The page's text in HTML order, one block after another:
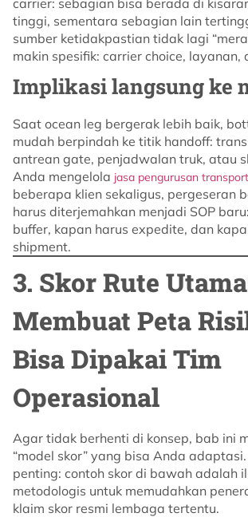
tinggi, sementara sebagian lain
sumber ketidakpastian tidak lagi
makin spesifik: carrier choice, layanan,
Implikasi langsung ke
Saat ocean leg bergerak lebih baik,
mudah berpindah ke titik handoff:
antrean gate, penjadwalan truk, atau
Anda mengelola jasa pengurusan
beberapa klien sekaligus, pergeseran
harus diterjemahkan menjadi SOP
buffer, kapan harus expedite, dan
shipment.
3. Skor Rute
Membuat Peta
Bisa Dipakai Tim
Operasional
Agar tidak berhenti di konsep, bab ini
“model skor” yang bisa Anda
penting: contoh skor di bawah adalah
metodologis untuk memudahkan
klaim skor resmi lembaga tertentu.